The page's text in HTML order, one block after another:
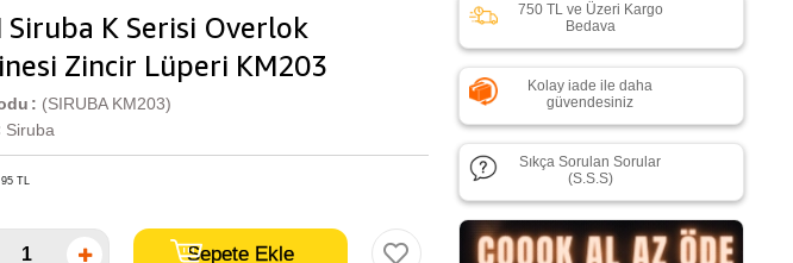
Siruba K Serisi Overlok
Zincir Lüperi KM203
(SIRUBA KM203)
Siruba
95 TL
750 TL ve Üzeri Kargo
Bedava
Kolay iade ile daha
güvendesiniz
Sıkça Sorulan Sorular
(S.S.S)